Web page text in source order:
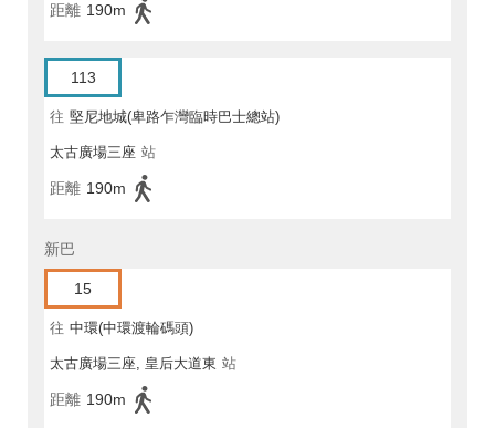
距離 190m
113
往 堅尼地城(卑路乍灣臨時巴士總站)
太古廣場三座 站
距離 190m
新巴
15
往 中環(中環渡輪碼頭)
太古廣場三座, 皇后大道東 站
距離 190m